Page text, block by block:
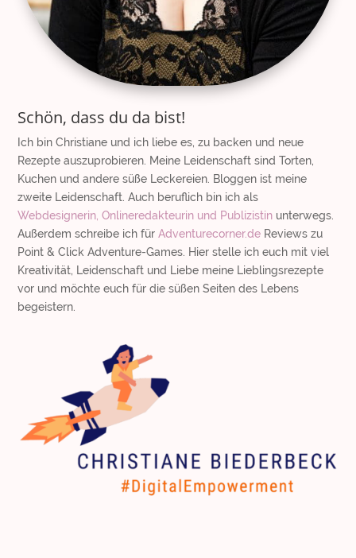
Schön, dass du da bist!
Ich bin Christiane und ich liebe es, zu backen und neue
Rezepte auszuprobieren. Meine Leidenschaft sind Torten,
Kuchen und andere süße Leckereien. Bloggen ist meine
zweite Leidenschaft. Auch beruflich bin ich als
Webdesignerin, Onlineredakteurin und Publizistin unterwegs.
Außerdem schreibe ich fürAdventurecorner.de Reviews zu
Point & Click Adventure-Games. Hier stelle ich euch mit viel
Kreativität, Leidenschaft und Liebe meine Lieblingsrezepte
vor und möchte euch für die süßen Seiten des Lebens
begeistern.